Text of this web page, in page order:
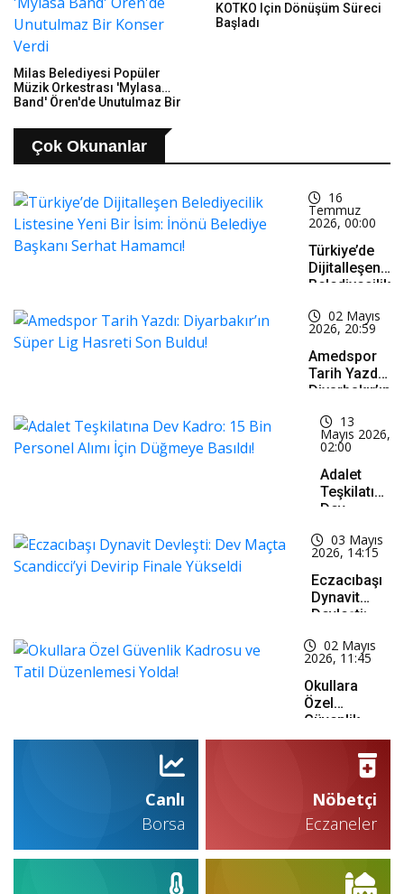
Milas Belediyesi Popüler
Müzik Orkestrası 'Mylasa
Band' Ören'de Unutulmaz Bir
KOTKO Için Dönüşüm Süreci
Başladı
Çok Okunanlar
16
Temmuz
2026, 00:00
Türkiye’de
Dijitalleşen
Belediyecilik
Yeni Bir
İsim: İnönü
Belediye
Başkanı
Serhat
02 Mayıs
2026, 20:59
Amedspor
Tarih Yazdı:
Diyarbakır’ın
Hasreti Son
Buldu!
13
Mayıs 2026,
02:00
Adalet
Teşkilatına
Dev
Bin
Personel
Alımı İçin
Düğmeye
Basıldı!
03 Mayıs
2026, 14:15
Eczacıbaşı
Dynavit
Devleşti:
Scandicci’yi
Devirip
Finale
Yükseldi
02 Mayıs
2026, 11:45
Okullara
Özel
Güvenlik
Kadrosu Ve
Düzenlemesi
Yolda!
Canlı
Borsa
Nöbetçi
Eczaneler